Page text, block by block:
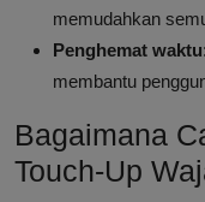
memudahkan
Penghemat waktu
membantu
Bagaimana
Touch-Up